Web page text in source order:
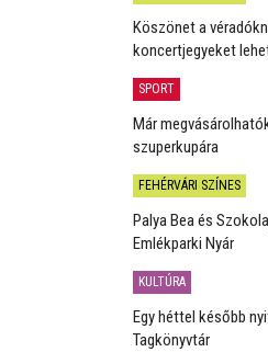
Köszönet a
koncertjegyeket
SPORT
Már
szuperkupára
FEHÉRVÁRI SZÍNES
Palya Bea és
Emlékparki Nyár
KULTÚRA
Egy héttel később
Tagkönyvtár